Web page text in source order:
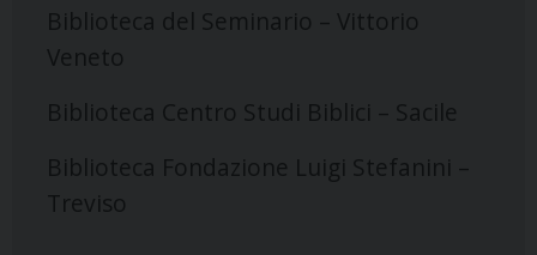
Biblioteca del Seminario – Vittorio
Veneto
Biblioteca Centro Studi Biblici – Sacile
Biblioteca Fondazione Luigi Stefanini –
Treviso